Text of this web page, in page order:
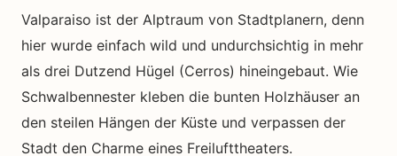
Valparaiso ist der Alptraum von Stadtplanern, denn
hier wurde einfach wild und undurchsichtig in mehr
als drei Dutzend Hügel (Cerros) hineingebaut. Wie
Schwalbennester kleben die bunten Holzhäuser an
den steilen Hängen der Küste und verpassen der
Stadt den Charme eines Freilufttheaters.